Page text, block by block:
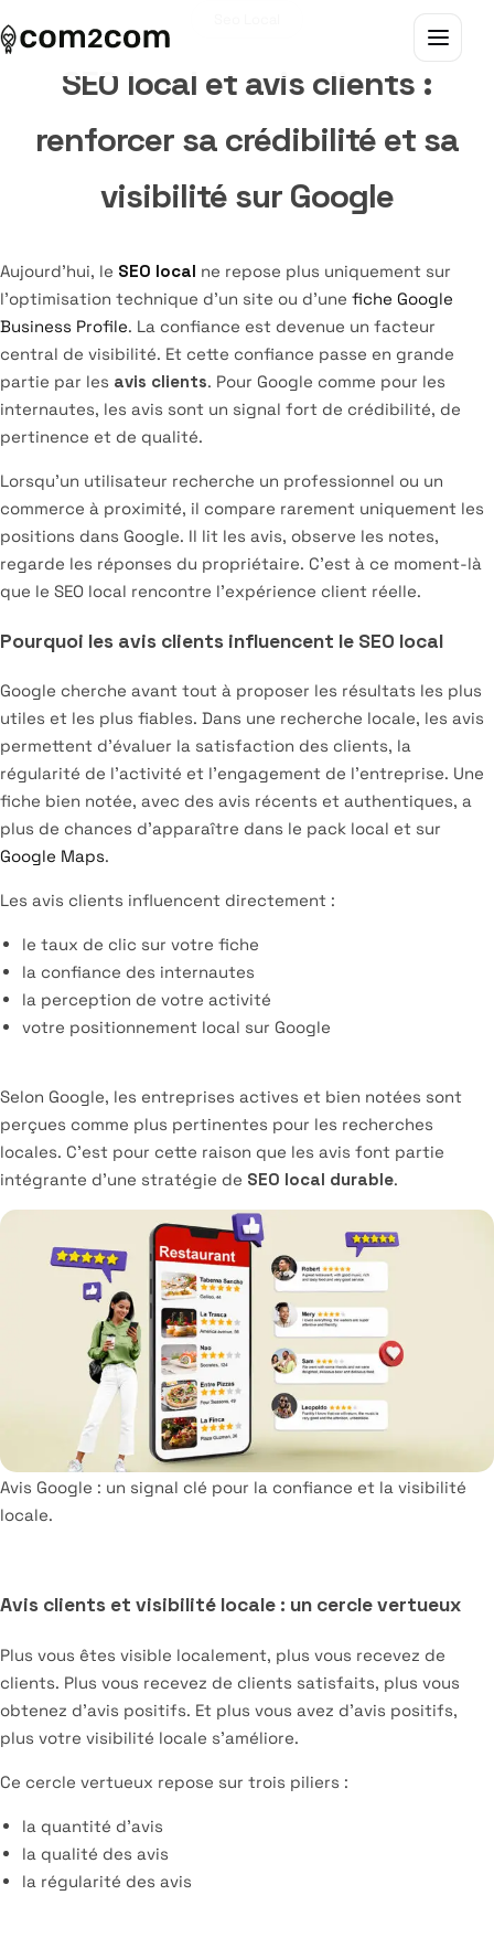
SEO local et avis clients :
renforcer sa crédibilité et sa
visibilité sur Google
Aujourd’hui, le SEO local ne repose plus uniquement sur
l’optimisation technique d’un site ou d’une fiche Google
Business Profile. La confiance est devenue un facteur
central de visibilité. Et cette confiance passe en grande
partie par les avis clients. Pour Google comme pour les
internautes, les avis sont un signal fort de crédibilité, de
pertinence et de qualité.
Lorsqu’un utilisateur recherche un professionnel ou un
commerce à proximité, il compare rarement uniquement les
positions dans Google. Il lit les avis, observe les notes,
regarde les réponses du propriétaire. C’est à ce moment-là
que le SEO local rencontre l’expérience client réelle.
Pourquoi les avis clients influencent le SEO local
Google cherche avant tout à proposer les résultats les plus
utiles et les plus fiables. Dans une recherche locale, les avis
permettent d’évaluer la satisfaction des clients, la
régularité de l’activité et l’engagement de l’entreprise. Une
fiche bien notée, avec des avis récents et authentiques, a
plus de chances d’apparaître dans le pack local et sur
Google Maps.
Les avis clients influencent directement :
le taux de clic sur votre fiche
la confiance des internautes
la perception de votre activité
votre positionnement local sur Google
Selon Google, les entreprises actives et bien notées sont
perçues comme plus pertinentes pour les recherches
locales. C’est pour cette raison que les avis font partie
intégrante d’une stratégie de SEO local durable.
Avis Google : un signal clé pour la confiance et la visibilité
locale.
Avis clients et visibilité locale : un cercle vertueux
Plus vous êtes visible localement, plus vous recevez de
clients. Plus vous recevez de clients satisfaits, plus vous
obtenez d’avis positifs. Et plus vous avez d’avis positifs,
plus votre visibilité locale s’améliore.
Ce cercle vertueux repose sur trois piliers :
la quantité d’avis
la qualité des avis
la régularité des avis
Présence digitale & SEO / GEO
Visibilité locale & Google
Affichage & communication visuelle
Contenus & réseaux sociaux
Toutes les solutions
Best sellers
Packs & solutions clés en main
Audits & diagnostics
Seo Local
Geo Referencement IA
Outils & tendances digitales
Marketing Digital local